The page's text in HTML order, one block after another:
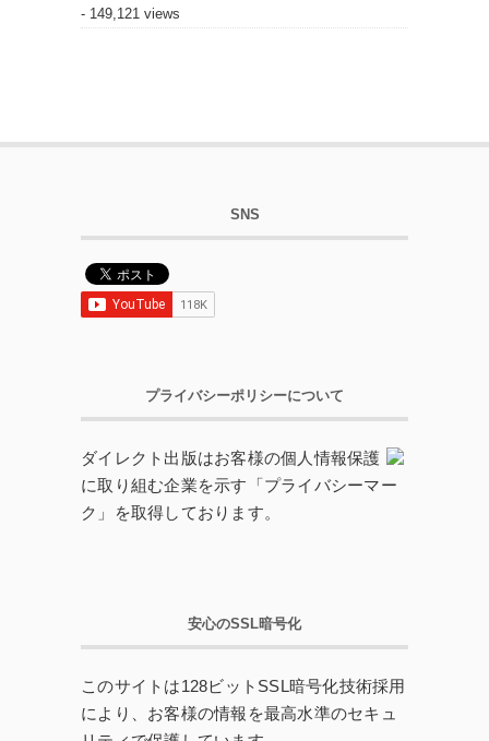
- 149,121 views
SNS
プライバシーポリシーについて
ダイレクト出版はお客様の個人情報保護
に取り組む企業を示す「プライバシーマー
ク」を取得しております。
安心のSSL暗号化
このサイトは128ビットSSL暗号化技術採用
により、お客様の情報を最高水準のセキュ